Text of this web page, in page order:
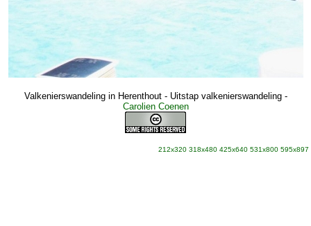
Valkenierswandeling in Herenthout - Uitstap valkenierswandeling-
Carolien Coenen
212x320 318x480 425x640 531x800 595x897